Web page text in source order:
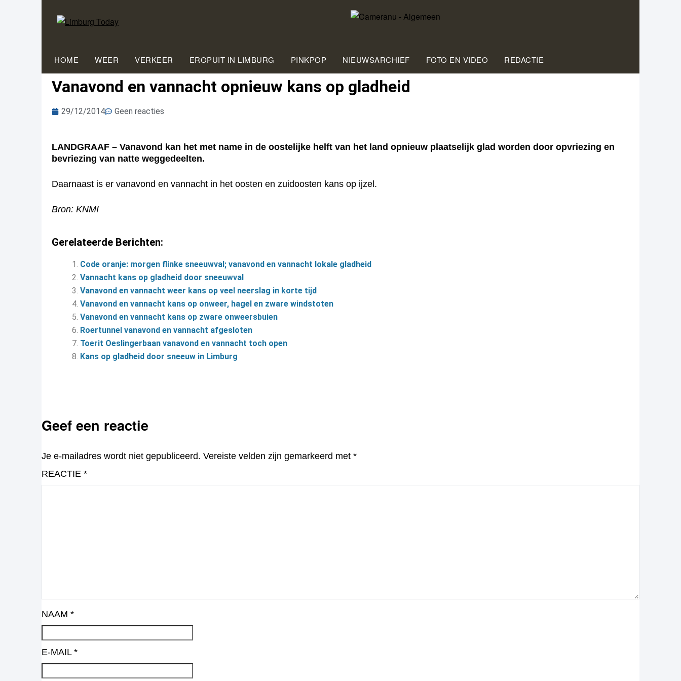
HOME WEER VERKEER EROPUIT IN LIMBURG PINKPOP NIEUWSARCHIEF FOTO EN VIDEO REDACTIE
Vanavond en vannacht opnieuw kans op gladheid
29/12/2014 Geen reacties
LANDGRAAF – Vanavond kan het met name in de oostelijke helft van het land opnieuw plaatselijk glad worden door opvriezing en
bevriezing van natte weggedeelten.
Daarnaast is er vanavond en vannacht in het oosten en zuidoosten kans op ijzel.
Bron: KNMI
Gerelateerde Berichten:
Code oranje: morgen flinke sneeuwval; vanavond en vannacht lokale gladheid
Vannacht kans op gladheid door sneeuwval
Vanavond en vannacht weer kans op veel neerslag in korte tijd
Vanavond en vannacht kans op onweer, hagel en zware windstoten
Vanavond en vannacht kans op zware onweersbuien
Roertunnel vanavond en vannacht afgesloten
Toerit Oeslingerbaan vanavond en vannacht toch open
Kans op gladheid door sneeuw in Limburg
Geef een reactie
Je e-mailadres wordt niet gepubliceerd. Vereiste velden zijn gemarkeerd met *
REACTIE *
NAAM *
E-MAIL *